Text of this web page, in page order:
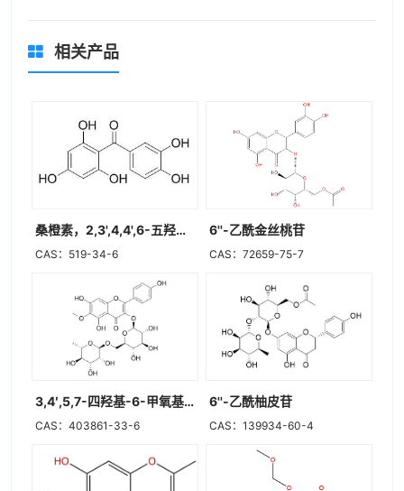
相关产品
桑橙素，2,3',4,4',6-五羟基二苯甲酮
CAS：519-34-6
6''-乙酰金丝桃苷
CAS：72659-75-7
3,4′,5,7-四羟基-6-甲氧基黄酮-3-O-芸香糖苷
CAS：403861-33-6
6''-乙酰柚皮苷
CAS：139934-60-4